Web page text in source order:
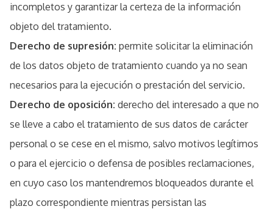
incompletos y garantizar la certeza de la información
objeto del tratamiento.
Derecho de supresión: permite solicitar la eliminación
de los datos objeto de tratamiento cuando ya no sean
necesarios para la ejecución o prestación del servicio.
Derecho de oposición: derecho del interesado a que no
se lleve a cabo el tratamiento de sus datos de carácter
personal o se cese en el mismo, salvo motivos legítimos
o para el ejercicio o defensa de posibles reclamaciones,
en cuyo caso los mantendremos bloqueados durante el
plazo correspondiente mientras persistan las